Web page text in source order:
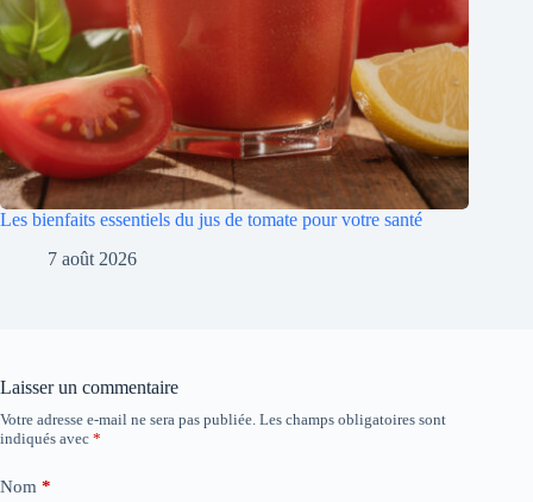
Les bienfaits essentiels du jus de tomate pour votre santé
7 août 2026
Laisser un commentaire
Votre adresse e-mail ne sera pas publiée. Les champs obligatoires sont
indiqués avec *
Nom *